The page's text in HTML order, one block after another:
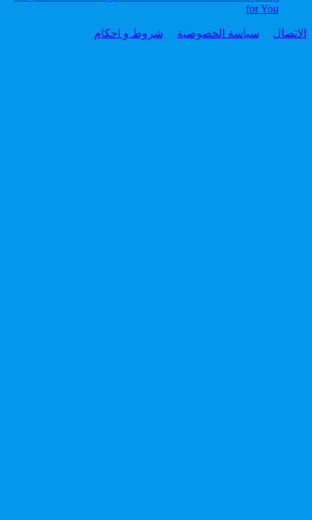
for You
الاتصال سياسة الخصوصية شروط و احكام